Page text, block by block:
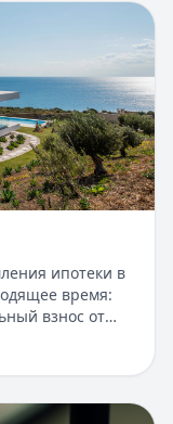
ипотеки в
время:
взнос от
дня. Доступны
ставкой от
справкой
Срок
карту